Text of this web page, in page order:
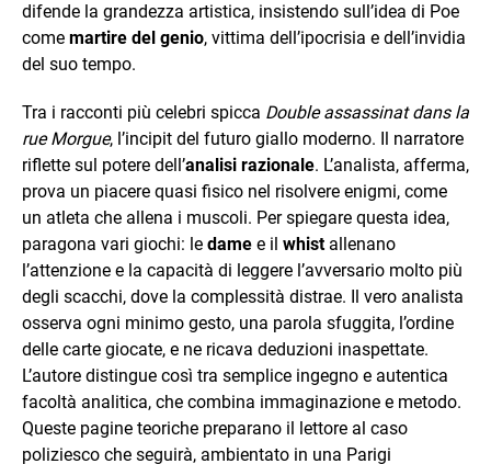
difende la grandezza artistica, insistendo sull’idea di Poe
come martire del genio, vittima dell’ipocrisia e dell’invidia
del suo tempo.
Tra i racconti più celebri spicca Double assassinat dans la
rue Morgue, l’incipit del futuro giallo moderno. Il narratore
riflette sul potere dell’analisi razionale. L’analista, afferma,
prova un piacere quasi fisico nel risolvere enigmi, come
un atleta che allena i muscoli. Per spiegare questa idea,
paragona vari giochi: le dame e il whistallenano
l’attenzione e la capacità di leggere l’avversario molto più
degli scacchi, dove la complessità distrae. Il vero analista
osserva ogni minimo gesto, una parola sfuggita, l’ordine
delle carte giocate, e ne ricava deduzioni inaspettate.
L’autore distingue così tra semplice ingegno e autentica
facoltà analitica, che combina immaginazione e metodo.
Queste pagine teoriche preparano il lettore al caso
poliziesco che seguirà, ambientato in una Parigi